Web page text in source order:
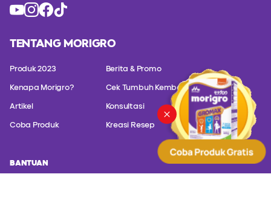
TENTANG MORIGRO
Produk 2023
Kenapa Morigro?
Artikel
Coba Produk
Berita & Promo
Cek Tumbuh Kembang
Konsultasi
Kreasi Resep
BANTUAN